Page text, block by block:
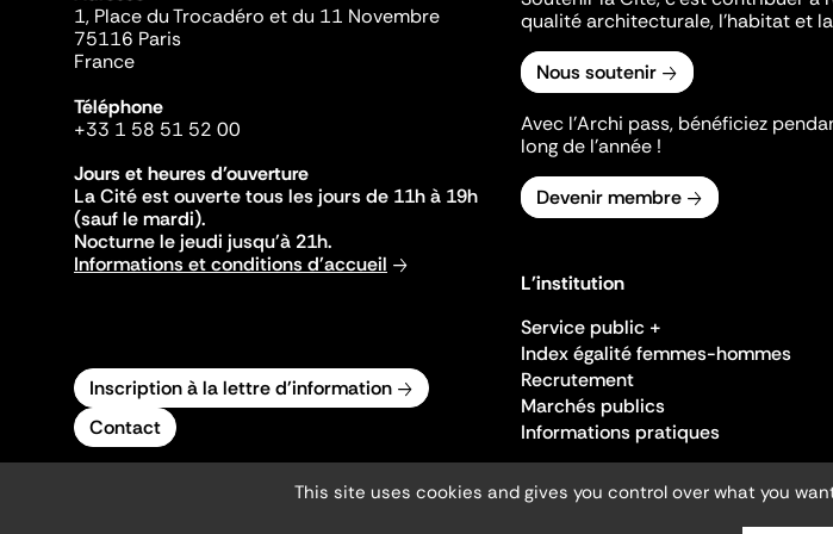
1, Place du Trocadéro et du 11 Novembre
75116 Paris
France
Téléphone
+33 1 58 51 52 00
Jours et heures d'ouverture
La Cité est ouverte tous les jours de 11h à 19h
(sauf le mardi).
Nocturne le jeudi jusqu'à 21h.
Informations et conditions d'accueil
Inscription à la lettre d'information
Contact
qualité architecturale, l'habitat et
Nous soutenir
Avec l’Archi pass, bénéficiez
long de l’année !
Devenir membre
L'institution
Service public +
Index égalité femmes-hommes
Recrutement
Marchés publics
Informations pratiques
This site uses cookies and gives you control over what you